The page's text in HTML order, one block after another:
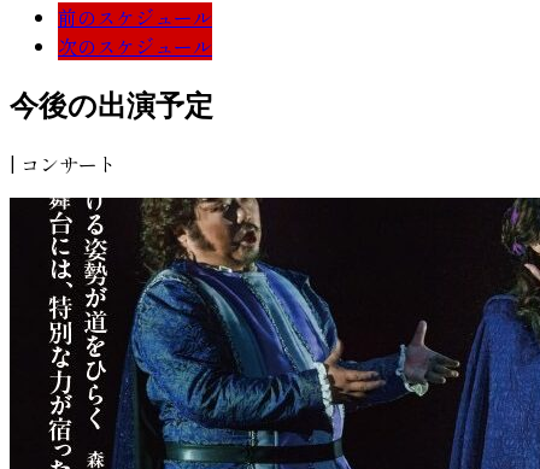
前のスケジュール
次のスケジュール
今後の出演予定
| コンサート